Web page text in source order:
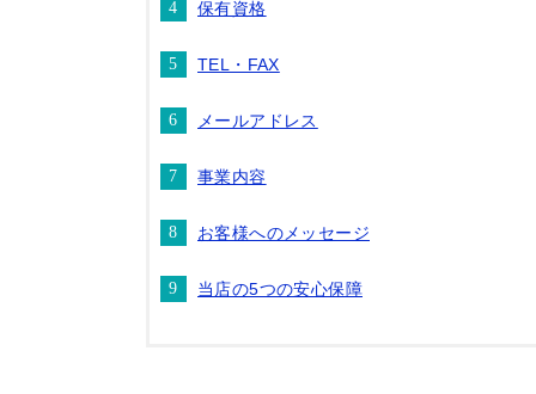
保有資格
TEL・FAX
メールアドレス
事業内容
お客様へのメッセージ
当店の5つの安心保障